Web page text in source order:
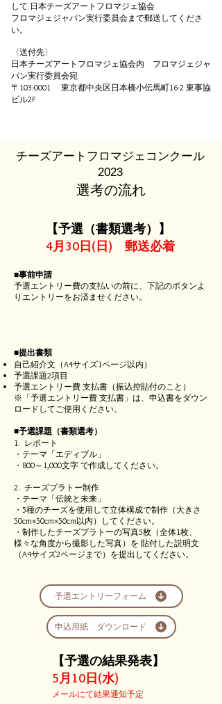
して 日本チーズアートフロマジェ協会
フロマジェジャパン実行委員会まで郵送してくださ
い。
〈送付先〉
日本チーズアートフロマジェ協会内 フロマジェジャ
パン実行委員会宛
〒103-0001 東京都中央区日本橋小伝馬町16-2 東事協
ビル2F
チーズアートフロマジェコンクール
2023
選考の流れ
【予選（書類選考）】
4月30日(日) 郵送必着
■事前申請
予選エントリー費の支払いの前に、下記のボタンよ
りエントリーをお済ませください。
■提出書類
自己紹介文（A4サイズ1ページ以内）
予選課題2項目
予選エントリー費 支払書（振込控貼付のこと）
※「予選エントリー費 支払書」は、申込書をダウン
ロードしてご使用ください。
■予選課題（書類選考）
1. レポート
・テーマ「エディブル」
・800～1,000文字 で作成してください。
2. チーズプラトー制作
・テーマ「伝統と未来」
・5種のチーズを使用して立体構成で制作（大きさ
50cm×50cm×50cm以内）してください。
・制作したチーズプラトーの写真5枚（全体1枚、
様々な角度から撮影した写真）を 貼付した説明文
（A4サイズ2ページまで）を提出してください。
予選エントリーフォーム
申込用紙 ダウンロード
【予選の結果発表】
5月10日(水)
メールにて結果通知予定